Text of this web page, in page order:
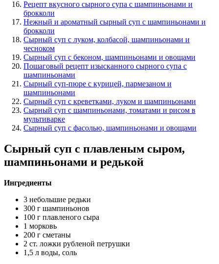
Рецепт вкусного сырного супа с шампиньонами и
брокколи
Нежный и ароматный сырный суп с шампиньонами и
брокколи
Сырный суп с луком, колбасой, шампиньонами и
чесноком
Сырный суп с беконом, шампиньонами и овощами
Пошаговый рецепт изысканного сырного супа с
шампиньонами
Сырный суп-пюре с курицей, пармезаном и
шампиньонами
Сырный суп с креветками, луком и шампиньонами
Сырный суп с шампиньонами, томатами и рисом в
мультиварке
Сырный суп с фасолью, шампиньонами и овощами
Сырный суп с плавленым сыром,
шампиньонами и редькой
Ингредиенты
3 небольшие редьки
300 г шампиньонов
100 г плавленого сыра
1 морковь
200 г сметаны
2 ст. ложки рубленой петрушки
1,5 л воды, соль